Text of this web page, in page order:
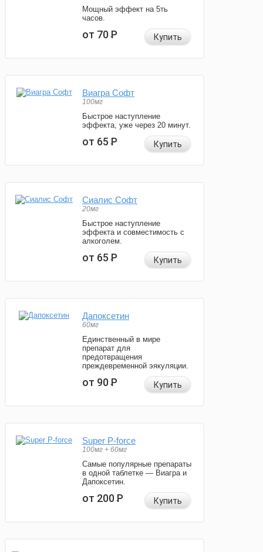
Мощный эффект на 5ть
часов.
от 70Р Купить
Виагра Софт
100мг
Быстрое наступление
эффекта, уже через 20 минут.
от 65Р Купить
Сиалис Софт
20мг
Быстрое наступление
эффекта и совместимость с
алкоголем.
от 65Р Купить
Дапоксетин
60мг
Единственный в мире
препарат для
предотвращения
преждевременной эякуляции.
от 90Р Купить
Super P-force
100мг + 60мг
Самые популярные препараты
в одной таблетке — Виагра и
Дапоксетин.
от 200Р Купить